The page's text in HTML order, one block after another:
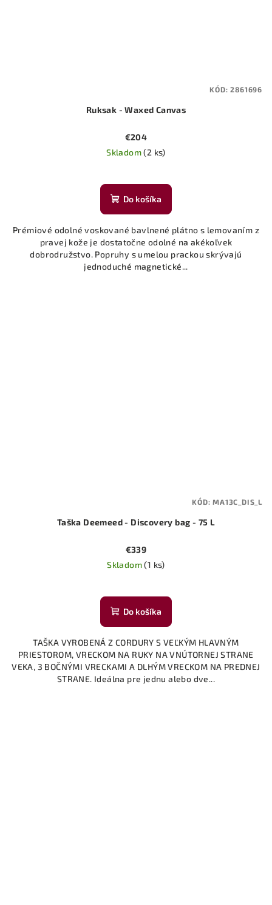
Ruksak - Waxed Canvas
€204
Skladom(2 ks)
hodnotenie
produktu
z
5
hviezdičiek.
Do košíka
Prémiové odolné voskované bavlnené plátno s lemovaním z
pravej kože je dostatočne odolné na akékoľvek
dobrodružstvo. Popruhy s umelou prackou skrývajú
jednoduché magnetické...
KÓD:2861696
Taška Deemeed - Discovery bag - 75 L
€339
Skladom(1 ks)
Do košíka
TAŠKA VYROBENÁ Z CORDURY S VEĽKÝM HLAVNÝM
PRIESTOROM, VRECKOM NA RUKY NA VNÚTORNEJ STRANE
VEKA, 3 BOČNÝMI VRECKAMI A DLHÝM VRECKOM NA PREDNEJ
STRANE. Ideálna pre jednu alebo dve...
KÓD:MA13C_DIS_L